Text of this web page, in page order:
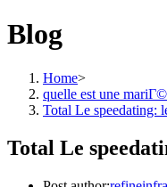
Blog
Home>
quelle est une
Total Le speedating:
Total Le